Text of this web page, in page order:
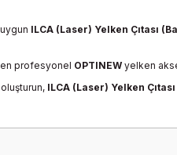
ILCA (Laser) Yelken Çıtası
profesyonel OPTINEW yelken
ILCA (Laser) Yelken